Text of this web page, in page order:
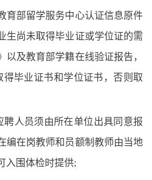
育部留学服务中心认证信息原件
生尚未取得毕业证或学位证的需
及教育部学籍在线验证报告，
得毕业证书和学位证书，否则取
聘人员须由所在单位出具同意报
编在岗教师和员额制教师由当地
入围体检时提供;